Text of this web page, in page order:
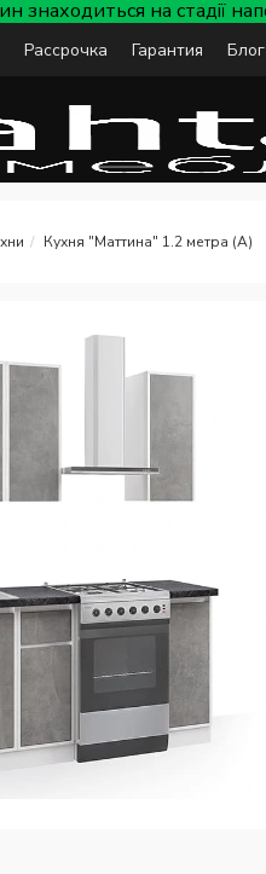
знаходиться на стадії
Рассрочка Гарантия Блог
Кухня "Маттина" 1.2 метра (А)